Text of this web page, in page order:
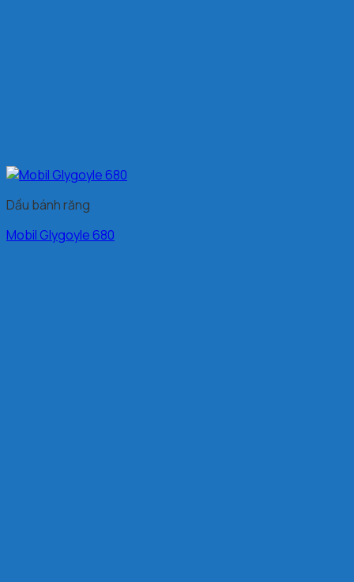
Dầu bánh răng
Mobil Glygoyle 680